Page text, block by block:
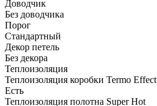
Доводчик
Без доводчика
Порог
Стандартный
Декор петель
Без декора
Теплоизоляция
Теплоизоляция коробки Termo Effect
Есть
Теплоизоляция полотна Super Нot